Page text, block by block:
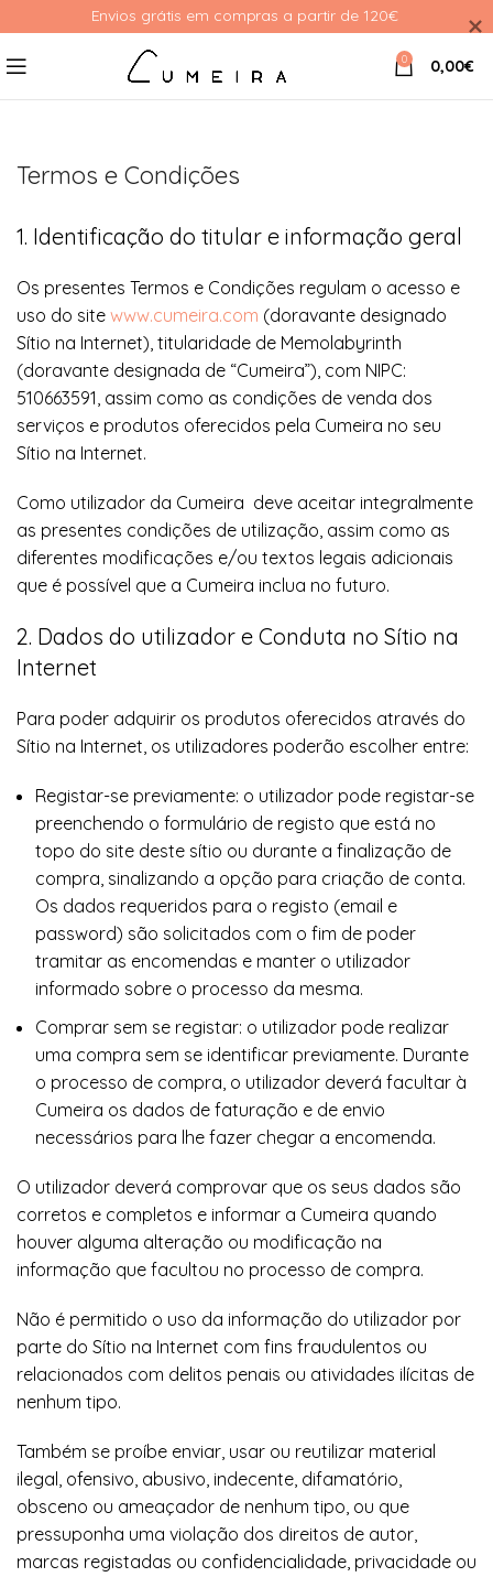
0 0,00€
Termos e Condições
1. Identificação do titular e informação geral
Os presentes Termos e Condições regulam o acesso e
uso do site www.cumeira.com (doravante designado
Sítio na Internet), titularidade de Memolabyrinth
(doravante designada de “Cumeira”), com NIPC:
510663591, assim como as condições de venda dos
serviços e produtos oferecidos pela Cumeira no seu
Sítio na Internet.
Como utilizador da Cumeira deve aceitar integralmente
as presentes condições de utilização, assim como as
diferentes modificações e/ou textos legais adicionais
que é possível que a Cumeira inclua no futuro.
2. Dados do utilizador e Conduta no Sítio na
Internet
Para poder adquirir os produtos oferecidos através do
Sítio na Internet, os utilizadores poderão escolher entre:
Registar-se previamente: o utilizador pode registar-se
preenchendo o formulário de registo que está no
topo do site deste sítio ou durante a finalização de
compra, sinalizando a opção para criação de conta.
Os dados requeridos para o registo (email e
password) são solicitados com o fim de poder
tramitar as encomendas e manter o utilizador
informado sobre o processo da mesma.
Comprar sem se registar: o utilizador pode realizar
uma compra sem se identificar previamente. Durante
o processo de compra, o utilizador deverá facultar à
Cumeira os dados de faturação e de envio
necessários para lhe fazer chegar a encomenda.
O utilizador deverá comprovar que os seus dados são
corretos e completos e informar a Cumeira quando
houver alguma alteração ou modificação na
informação que facultou no processo de compra.
Não é permitido o uso da informação do utilizador por
parte do Sítio na Internet com fins fraudulentos ou
relacionados com delitos penais ou atividades ilícitas de
nenhum tipo.
Também se proíbe enviar, usar ou reutilizar material
ilegal, ofensivo, abusivo, indecente, difamatório,
obsceno ou ameaçador de nenhum tipo, ou que
pressuponha uma violação dos direitos de autor,
marcas registadas ou confidencialidade, privacidade ou
Envios grátis em compras a partir de 120€